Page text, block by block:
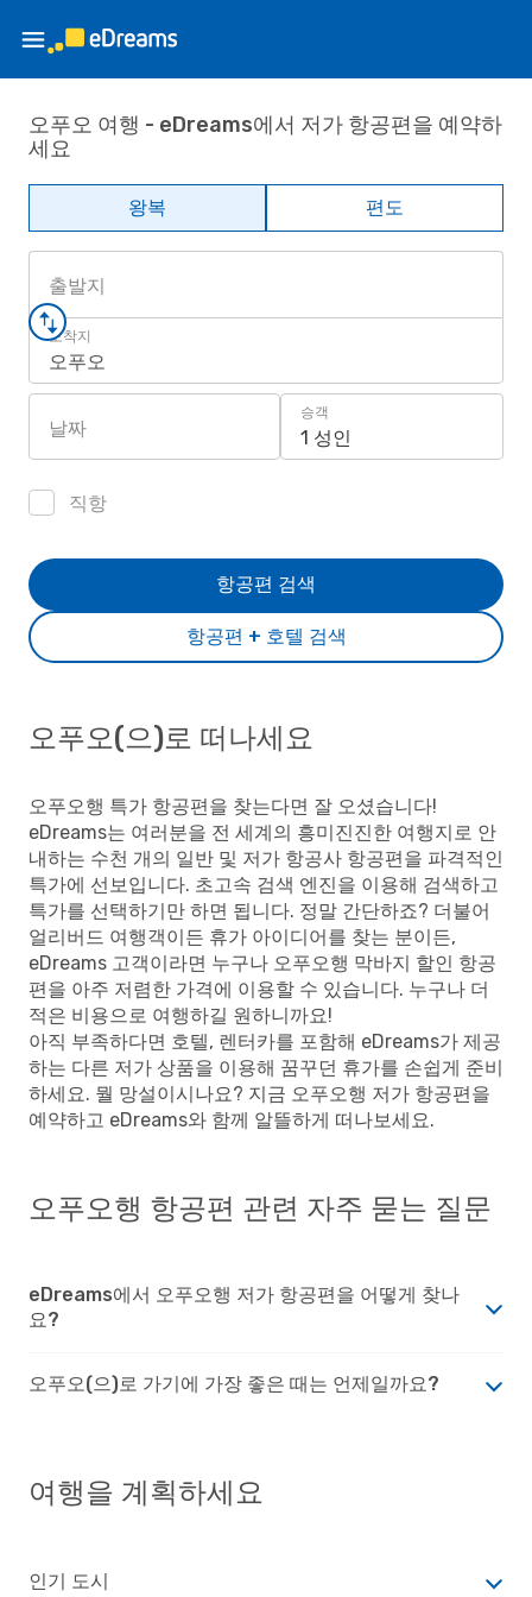
오푸오 여행 - eDreams에서 저가 항공편을 예약하
세요
왕복 편도
출발지
도착지
오푸오
날짜
승객
1 성인
직항
항공편 + 호텔 검색
항공편 검색
오푸오(으)로 떠나세요
오푸오행 특가 항공편을 찾는다면 잘 오셨습니다!
eDreams는 여러분을 전 세계의 흥미진진한 여행지로 안
내하는 수천 개의 일반 및 저가 항공사 항공편을 파격적인
특가에 선보입니다. 초고속 검색 엔진을 이용해 검색하고
특가를 선택하기만 하면 됩니다. 정말 간단하죠? 더불어
얼리버드 여행객이든 휴가 아이디어를 찾는 분이든,
eDreams 고객이라면 누구나 오푸오행 막바지 할인 항공
편을 아주 저렴한 가격에 이용할 수 있습니다. 누구나 더
적은 비용으로 여행하길 원하니까요!
아직 부족하다면 호텔, 렌터카를 포함해 eDreams가 제공
하는 다른 저가 상품을 이용해 꿈꾸던 휴가를 손쉽게 준비
하세요. 뭘 망설이시나요? 지금 오푸오행 저가 항공편을
예약하고 eDreams와 함께 알뜰하게 떠나보세요.
오푸오행 항공편 관련 자주 묻는 질문
eDreams에서 오푸오행 저가 항공편을 어떻게 찾나
요?
오푸오(으)로 가기에 가장 좋은 때는 언제일까요?
여행을 계획하세요
인기 도시